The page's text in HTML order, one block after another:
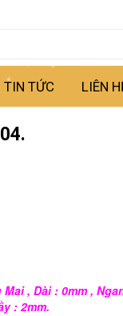
TIN TỨC LIÊN
Mai, Dài : 0mm ,
: 2mm.